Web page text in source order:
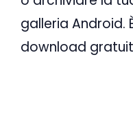
galleria Android.
download